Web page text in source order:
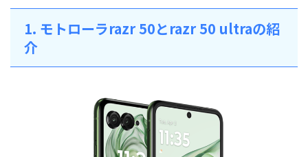
1. モトローラrazr 50とrazr 50 ultraの紹
介